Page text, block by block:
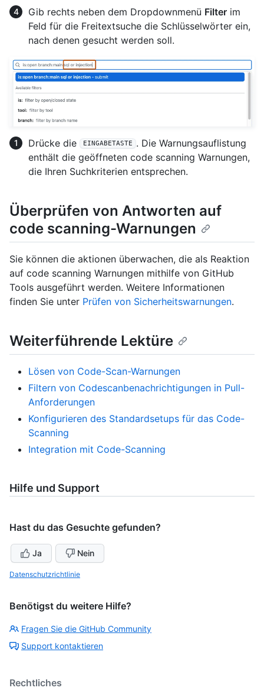
Gib rechts neben dem Dropdownmenü Filter im
Feld für die Freitextsuche die Schlüsselwörter ein,
nach denen gesucht werden soll.
Drücke die EINGABETASTE
. Die Warnungsauflistung
enthält die geöffneten code scanning Warnungen,
die Ihren Suchkriterien entsprechen.
Überprüfen von Antworten auf
code scanning-Warnungen
Sie können die aktionen überwachen, die als Reaktion
auf code scanning Warnungen mithilfe von GitHub
Tools ausgeführt werden. Weitere Informationen
finden Sie unter Prüfen von Sicherheitswarnungen.
Weiterführende Lektüre
Lösen von Code-Scan-Warnungen
Filtern von Codescanbenachrichtigungen in Pull-
Anforderungen
Konfigurieren des Standardsetups für das Code-
Scanning
Integration mit Code-Scanning
Hilfe und Support
Hast du das Gesuchte gefunden?
Ja Nein
Datenschutzrichtlinie
Benötigst du weitere Hilfe?
Fragen Sie die GitHub Community
Support kontaktieren
Rechtliches